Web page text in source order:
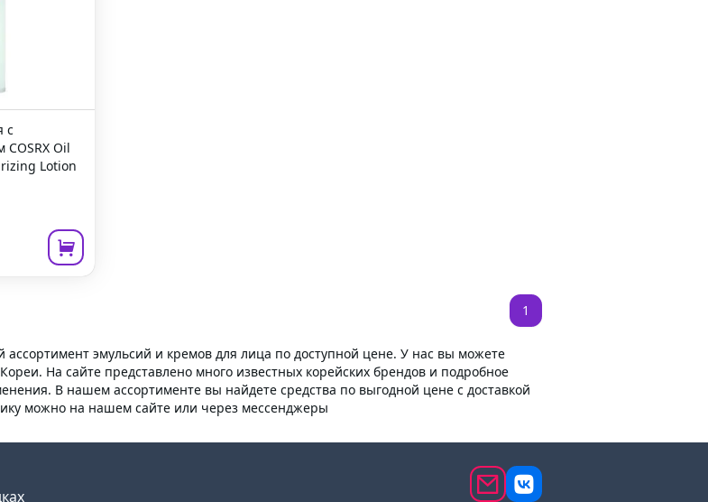
с
COSRX Oil
Lotion
11
эмульсий и кремов для лица по доступной цене. У нас вы можете
На сайте представлено много известных корейских брендов и подробное
В нашем ассортименте вы найдете средства по выгодной цене с доставкой
можно на нашем сайте или через мессенджеры